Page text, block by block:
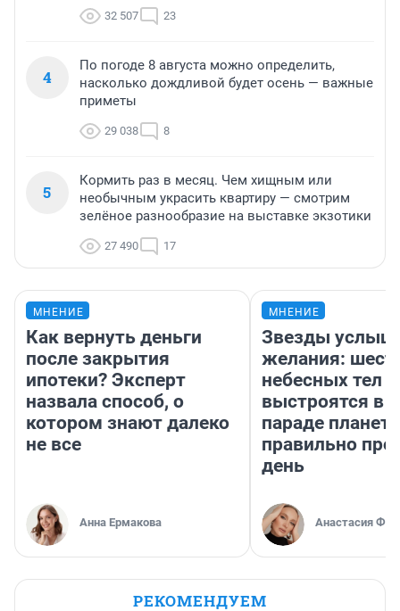
32 507 23
4
По погоде 8 августа можно определить,
насколько дождливой будет осень — важные
приметы
29 038 8
5
Кормить раз в месяц. Чем хищным или
необычным украсить квартиру — смотрим
зелёное разнообразие на выставке экзотики
27 490 17
МНЕНИЕ
Как вернуть деньги
после закрытия
ипотеки? Эксперт
назвала способ, о
котором знают далеко
не все
Анна Ермакова
МНЕНИЕ
Звезды
желания:
небесных тел
выстроятся в
параде планет
правильно
день
Анастасия
РЕКОМЕНДУЕМ